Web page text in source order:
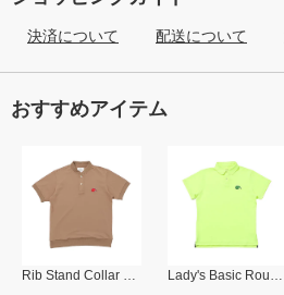
決済について 配送について
おすすめアイテム
Rib Stand Collar Polo Lady's Basic Round Collar Polo